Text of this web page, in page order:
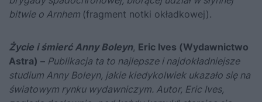
bitwie o Arnhem (fragment notki okładkowej).
Życie i śmierć Anny Boleyn, Eric Ives (Wydawnictwo
Astra) – Publikacja ta to najlepsze i najdokładniejsze
studium Anny Boleyn, jakie kiedykolwiek ukazało się na
światowym rynku wydawniczym. Autor, Eric Ives,